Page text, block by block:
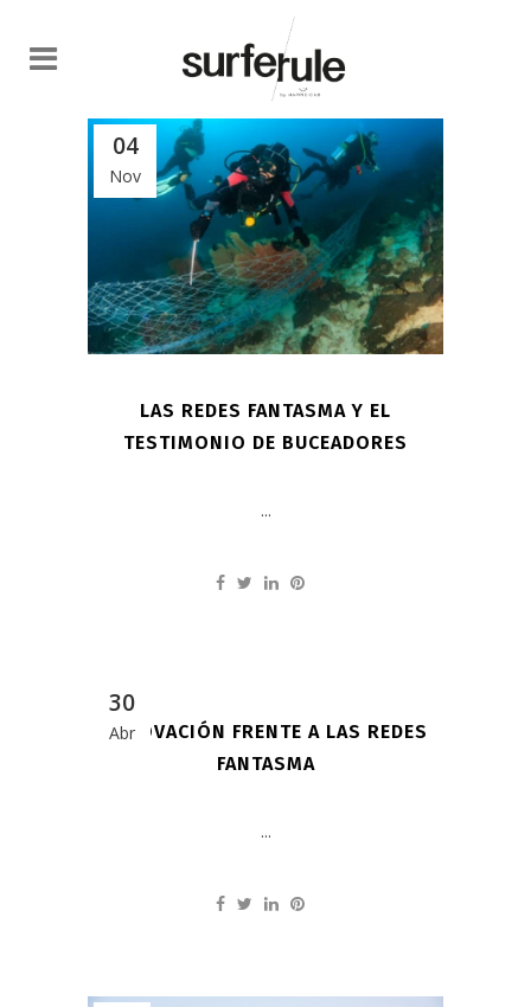
04
Nov
LAS REDES FANTASMA Y EL
TESTIMONIO DE BUCEADORES
...
30
Abr
INNOVACIÓN FRENTE A LAS REDES
FANTASMA
...